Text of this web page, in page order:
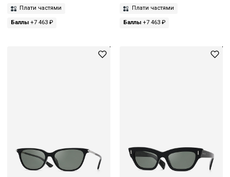
Плати частями
Баллы +7 463 ₽
Плати частями
Баллы+7 463 ₽